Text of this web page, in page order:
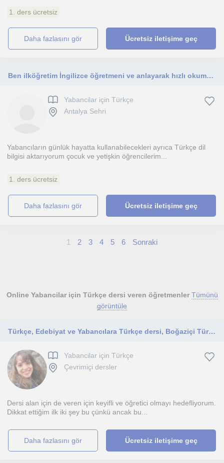
1. ders ücretsiz
daha fazlasını gör Ücretsiz iletişime geç
Ben ilköğretim İngilizce öğretmeni ve anlayarak hızlı okuma eğitmeniyim 6yıldır yabancılara Türkçe dersi veriyorum
Yabancilar için Türkçe
Antalya Sehri
Yabancıların günlük hayatta kullanabilecekleri ayrıca Türkçe dil
bilgisi aktarıyorum çocuk ve yetişkin öğrencilerim...
1. ders ücretsiz
daha fazlasını gör Ücretsiz iletişime geç
1 2 3 4 5 6 Sonraki
Online Yabancilar için Türkçe dersi veren öğretmenler Tümünü
görüntüle
Türkçe, Edebiyat ve Yabancılara Türkçe dersi, Boğaziçi Türk Dili ve Edebiyatı Doktora
Yabancilar için Türkçe
Çevrimiçi dersler
Dersi alan için de veren için keyifli ve öğretici olmayı hedefliyorum.
Dikkat ettiğim ilk iki şey bu çünkü ancak bu...
daha fazlasını gör Ücretsiz iletişime geç